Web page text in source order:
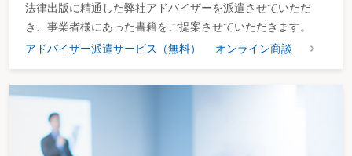
法律出版に精通した弊社アドバイザーを派遣させていただ
き、事業者様にあった書籍をご提案させていただきます。
アドバイザー派遣サービス（無料）
オンライン商談